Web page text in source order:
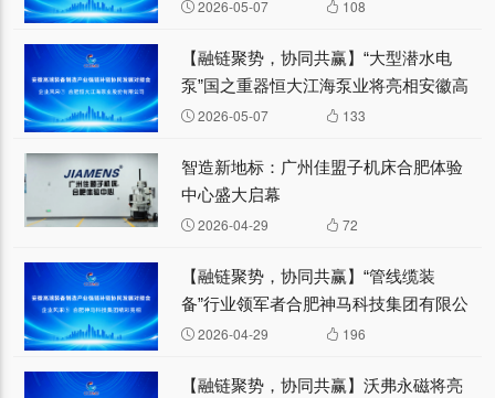
2026-05-07 108
【融链聚势，协同共赢】“大型潜水电
泵”国之重器恒大江海泵业将亮相安徽高
端装备强链补链协同发展对接会—— 企
2026-05-07 133
智造新地标：广州佳盟子机床合肥体验
中心盛大启幕
2026-04-29
72
【融链聚势，协同共赢】“管线缆装
备”行业领军者合肥神马科技集团有限公
司将亮相安徽高端装备强链补链协同发
2026-04-29 196
【融链聚势，协同共赢】沃弗永磁将亮